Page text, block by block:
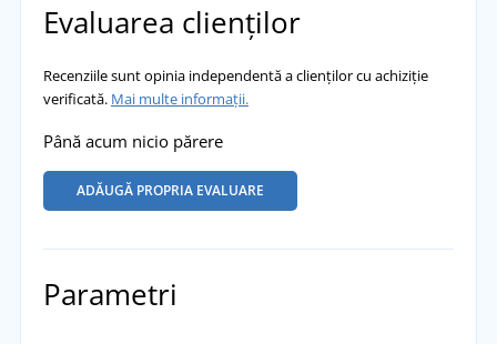
Evaluarea clienților
Recenziile sunt opinia independentă a clienților cu achiziție
verificată. Mai multe informații.
Până acum nicio părere
ADĂUGĂ PROPRIA EVALUARE
Parametri